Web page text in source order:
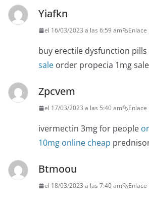
Yiafkn
el 16/03/2023 a las 6:59 am
buy erectile dysfunction pills
sale order propecia 1mg sale
Zpcvem
el 17/03/2023 a las 5:40 am
ivermectin 3mg for people
10mg online cheap
Btmoou
el 18/03/2023 a las 7:40 am